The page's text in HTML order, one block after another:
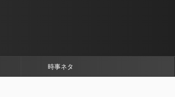
時事ネタ